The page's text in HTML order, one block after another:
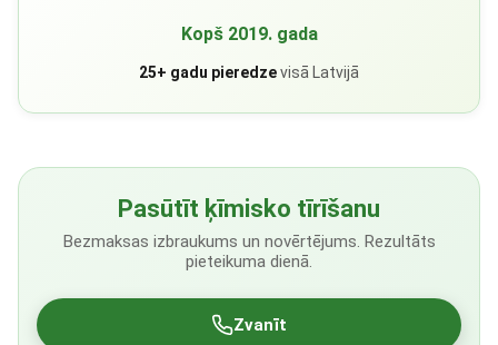
Kopš 2019. gada
25+ gadu pieredzevisā Latvijā
Pasūtīt ķīmisko tīrīšanu
Bezmaksas izbraukums un novērtējums. Rezultāts
pieteikuma dienā.
Zvanīt